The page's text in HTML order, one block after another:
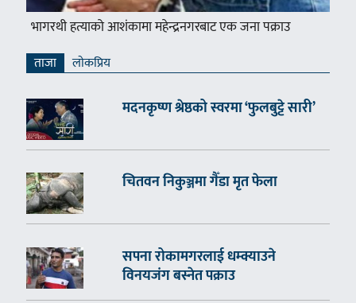
भागरथी हत्याको आशंकामा महेन्द्रनगरबाट एक जना पक्राउ
ताजा लाेकप्रिय
मदनकृष्ण श्रेष्ठको स्वरमा ‘फुलबुट्टे सारी’
चितवन निकुञ्जमा गैँडा मृत फेला
सपना रोकामगरलाई धम्क्याउने
विनयजंग बस्नेत पक्राउ